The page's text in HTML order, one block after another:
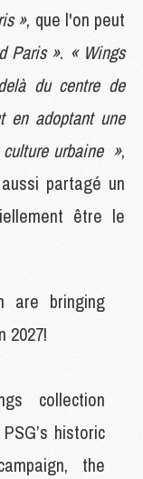
», que l'on peut
Paris ». « Wings
du centre de
en adoptant une
urbaine »,
partagé un
être le
are bringing
2027!
collection
historic
the